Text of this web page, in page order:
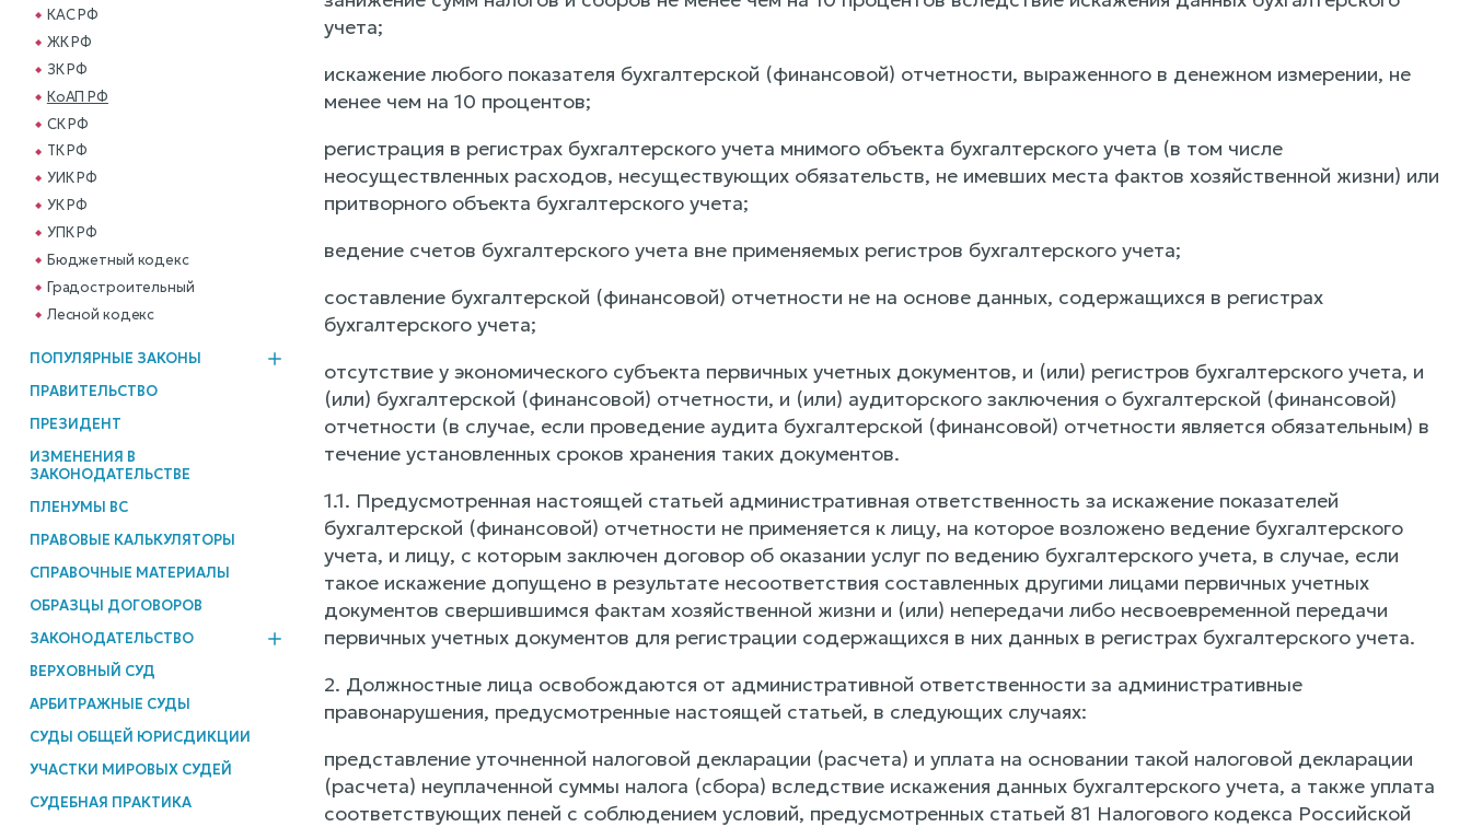
КАС РФ
ЖК РФ
ЗК РФ
КоАП РФ
СК РФ
ТК РФ
УИК РФ
УК РФ
УПК РФ
Бюджетный кодекс
Градостроительный
Лесной кодекс
ПОПУЛЯРНЫЕ ЗАКОНЫ
ПРАВИТЕЛЬСТВО
ПРЕЗИДЕНТ
ИЗМЕНЕНИЯ В
ЗАКОНОДАТЕЛЬСТВЕ
ПЛЕНУМЫ ВС
ПРАВОВЫЕ КАЛЬКУЛЯТОРЫ
СПРАВОЧНЫЕ МАТЕРИАЛЫ
ОБРАЗЦЫ ДОГОВОРОВ
ЗАКОНОДАТЕЛЬСТВО
ВЕРХОВНЫЙ СУД
АРБИТРАЖНЫЕ СУДЫ
СУДЫ ОБЩЕЙ ЮРИСДИКЦИИ
УЧАСТКИ МИРОВЫХ СУДЕЙ
СУДЕБНАЯ ПРАКТИКА
учета;
искажение любого показателя бухгалтерской (финансовой) отчетности, выраженного в денежном измерении, не
менее чем на 10 процентов;
регистрация в регистрах бухгалтерского учета мнимого объекта бухгалтерского учета (в том числе
неосуществленных расходов, несуществующих обязательств, не имевших места фактов хозяйственной жизни) или
притворного объекта бухгалтерского учета;
ведение счетов бухгалтерского учета вне применяемых регистров бухгалтерского учета;
составление бухгалтерской (финансовой) отчетности не на основе данных, содержащихся в регистрах
бухгалтерского учета;
отсутствие у экономического субъекта первичных учетных документов, и (или) регистров бухгалтерского учета, и
(или) бухгалтерской (финансовой) отчетности, и (или) аудиторского заключения о бухгалтерской (финансовой)
отчетности (в случае, если проведение аудита бухгалтерской (финансовой) отчетности является обязательным) в
течение установленных сроков хранения таких документов.
1.1. Предусмотренная настоящей статьей административная ответственность за искажение показателей
бухгалтерской (финансовой) отчетности не применяется к лицу, на которое возложено ведение бухгалтерского
учета, и лицу, с которым заключен договор об оказании услуг по ведению бухгалтерского учета, в случае, если
такое искажение допущено в результате несоответствия составленных другими лицами первичных учетных
документов свершившимся фактам хозяйственной жизни и (или) непередачи либо несвоевременной передачи
первичных учетных документов для регистрации содержащихся в них данных в регистрах бухгалтерского учета.
2. Должностные лица освобождаются от административной ответственности за административные
правонарушения, предусмотренные настоящей статьей, в следующих случаях:
представление уточненной налоговой декларации (расчета) и уплата на основании такой налоговой декларации
(расчета) неуплаченной суммы налога (сбора) вследствие искажения данных бухгалтерского учета, а также уплата
соответствующих пеней с соблюдением условий, предусмотренных статьей 81 Налогового кодекса Российской